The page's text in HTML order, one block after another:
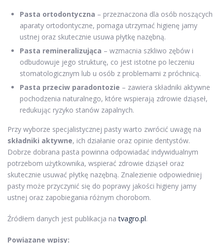
Pasta ortodontyczna – przeznaczona dla osób noszących
aparaty ortodontyczne, pomaga utrzymać higienę jamy
ustnej oraz skutecznie usuwa płytkę nazębną.
Pasta remineralizująca – wzmacnia szkliwo zębów i
odbudowuje jego strukturę, co jest istotne po leczeniu
stomatologicznym lub u osób z problemami z próchnicą.
Pasta przeciw paradontozie – zawiera składniki aktywne
pochodzenia naturalnego, które wspierają zdrowie dziąseł,
redukując ryzyko stanów zapalnych.
Przy wyborze specjalistycznej pasty warto zwrócić uwagę na
składniki aktywne, ich działanie oraz opinie dentystów.
Dobrze dobrana pasta powinna odpowiadać indywidualnym
potrzebom użytkownika, wspierać zdrowie dziąseł oraz
skutecznie usuwać płytkę nazębną. Znalezienie odpowiedniej
pasty może przyczynić się do poprawy jakości higieny jamy
ustnej oraz zapobiegania różnym chorobom.
Źródłem danych jest publikacja natvagro.pl.
Powiązane wpisy: